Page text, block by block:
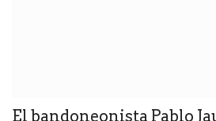
El bandoneonista Pablo